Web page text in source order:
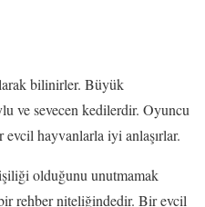
bilinirler. Büyük
ve sevecen kedilerdir. Oyuncu
evcil hayvanlarla iyi anlaşırlar.
olduğunu unutmamak
rehber niteliğindedir. Bir evcil